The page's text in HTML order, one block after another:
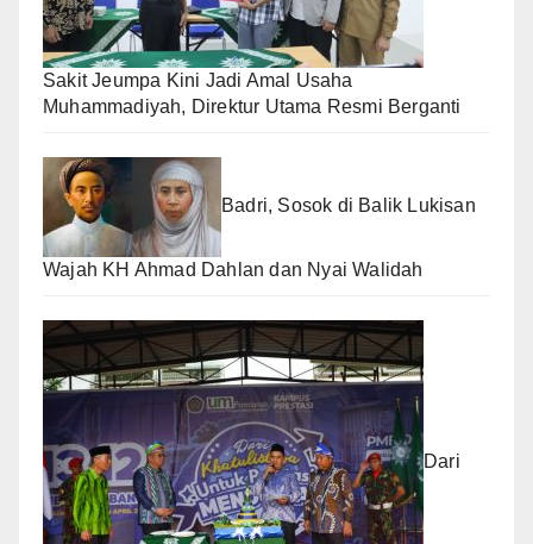
Sakit Jeumpa Kini Jadi Amal Usaha
Muhammadiyah, Direktur Utama Resmi Berganti
Badri, Sosok di Balik Lukisan
Wajah KH Ahmad Dahlan dan Nyai Walidah
Dari